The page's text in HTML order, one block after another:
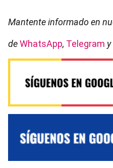
Mantente informado en
deWhatsApp, Telegram y